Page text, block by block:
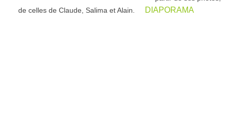
de celles de Claude, Salima et Alain.
DIAPORAMA